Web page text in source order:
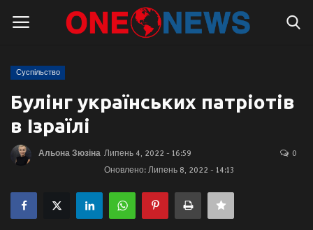
Логін
Головна
Контакти
Про нас
Суспільство
Булінг українських патріотів
в Ізраїлі
Альона Зюзіна Липень 4, 2022 - 16:59
Оновлено: Липень 8, 2022 - 14:13
0